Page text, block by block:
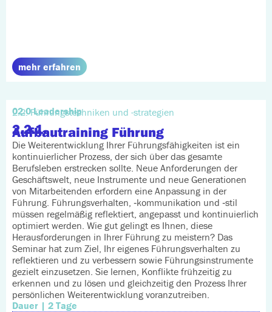
mehr erfahren
02.0 Leadership
2.2. Führungstechniken und -strategien
2.2.1.
Aufbautraining Führung
Die Weiterentwicklung Ihrer Führungsfähigkeiten ist ein
kontinuierlicher Prozess, der sich über das gesamte
Berufsleben erstrecken sollte. Neue Anforderungen der
Geschäftswelt, neue Instrumente und neue Generationen
von Mitarbeitenden erfordern eine Anpassung in der
Führung. Führungsverhalten, ‑kommunikation und ‑stil
müssen regelmäßig reflektiert, angepasst und kontinuierlich
optimiert werden. Wie gut gelingt es Ihnen, diese
Herausforderungen in Ihrer Führung zu meistern? Das
Seminar hat zum Ziel, Ihr eigenes Führungsverhalten zu
reflektieren und zu verbessern sowie Führungsinstrumente
gezielt einzusetzen. Sie lernen, Konflikte frühzeitig zu
erkennen und zu lösen und gleichzeitig den Prozess Ihrer
persönlichen Weiterentwicklung voranzutreiben.
Dauer | 2 Tage